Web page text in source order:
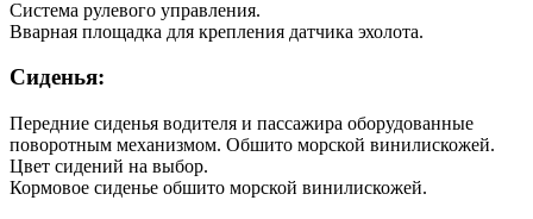
Система рулевого управления.
Вварная площадка для крепления датчика эхолота.
Сиденья:
Передние сиденья водителя и пассажира оборудованные
поворотным механизмом. Обшито морской винилискожей.
Цвет сидений на выбор.
Кормовое сиденье обшито морской винилискожей.